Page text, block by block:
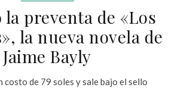
preventa de «Los
la nueva novela de
Jaime Bayly
costo de 79 soles y sale bajo el sello